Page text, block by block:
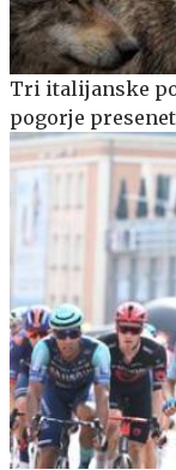
Tri italijanske
pogorje